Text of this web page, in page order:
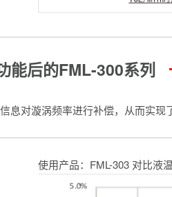
能后的FML-300系列
对漩涡频率进行补偿，从而实现
使用产品：FML-303 对比液